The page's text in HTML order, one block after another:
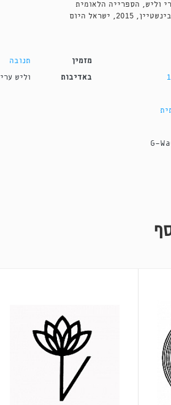
וליש, הספרייה הלאומית
ישראל היום
G-
מזמין תנובה
באדיבות וליש ערי